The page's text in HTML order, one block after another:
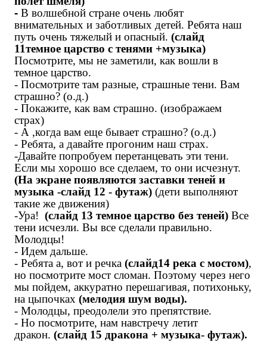
- В волшебной стране очень любят
внимательных и заботливых детей. Ребята наш
путь очень тяжелый и опасный. (слайд
11темное царство с тенями +музыка)
Посмотрите, мы не заметили, как вошли в
темное царство.
- Посмотрите там разные, страшные тени. Вам
страшно? (о.д.)
- Покажите, как вам страшно. (изображаем
страх)
- А ,когда вам еще бывает страшно? (о.д.)
- Ребята, а давайте прогоним наш страх.
-Давайте попробуем перетанцевать эти тени.
Если мы хорошо все сделаем, то они исчезнут.
(На экране появляются заставки теней и
музыка -слайд 12 - футаж) (дети выполняют
такие же движения)
-Ура! (слайд 13 темное царство без теней) Все
тени исчезли. Вы все сделали правильно.
Молодцы!
- Идем дальше.
- Ребята а, вот и речка (слайд14 река с мостом),
но посмотрите мост сломан. Поэтому через него
мы пойдем, аккуратно перешагивая, потихоньку,
на цыпочках (мелодия шум воды).
- Молодцы, преодолели это препятствие.
- Но посмотрите, нам навстречу летит
дракон. (слайд 15 дракона + музыка- футаж).